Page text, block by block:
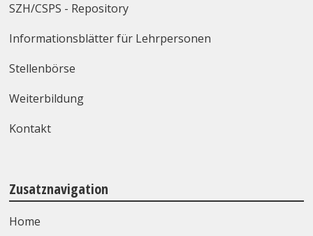
SZH/CSPS - Repository
Informationsblätter für Lehrpersonen
Stellenbörse
Weiterbildung
Kontakt
Zusatznavigation
Home